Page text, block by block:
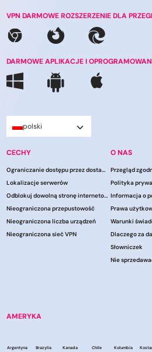
VPN DARMOWE ROZSZERZENIE DLA
DARMOWE APLIKACJE I
polski
CECHY
Ograniczanie dostępu przez dostawców usług internetowych
Lokalizacje serwerów
Odblokuj dowolną stronę internetową
Nieograniczona przepustowość
Nieograniczona liczba urządzeń
Nieograniczona sieć VPN
O NAS
Przegląd
Polityka
Prawa
Warunki
Dlaczego za
Słowniczek
Nie
AMERYKA
Argentyna Brazylia Kanada Chile Kolumbia